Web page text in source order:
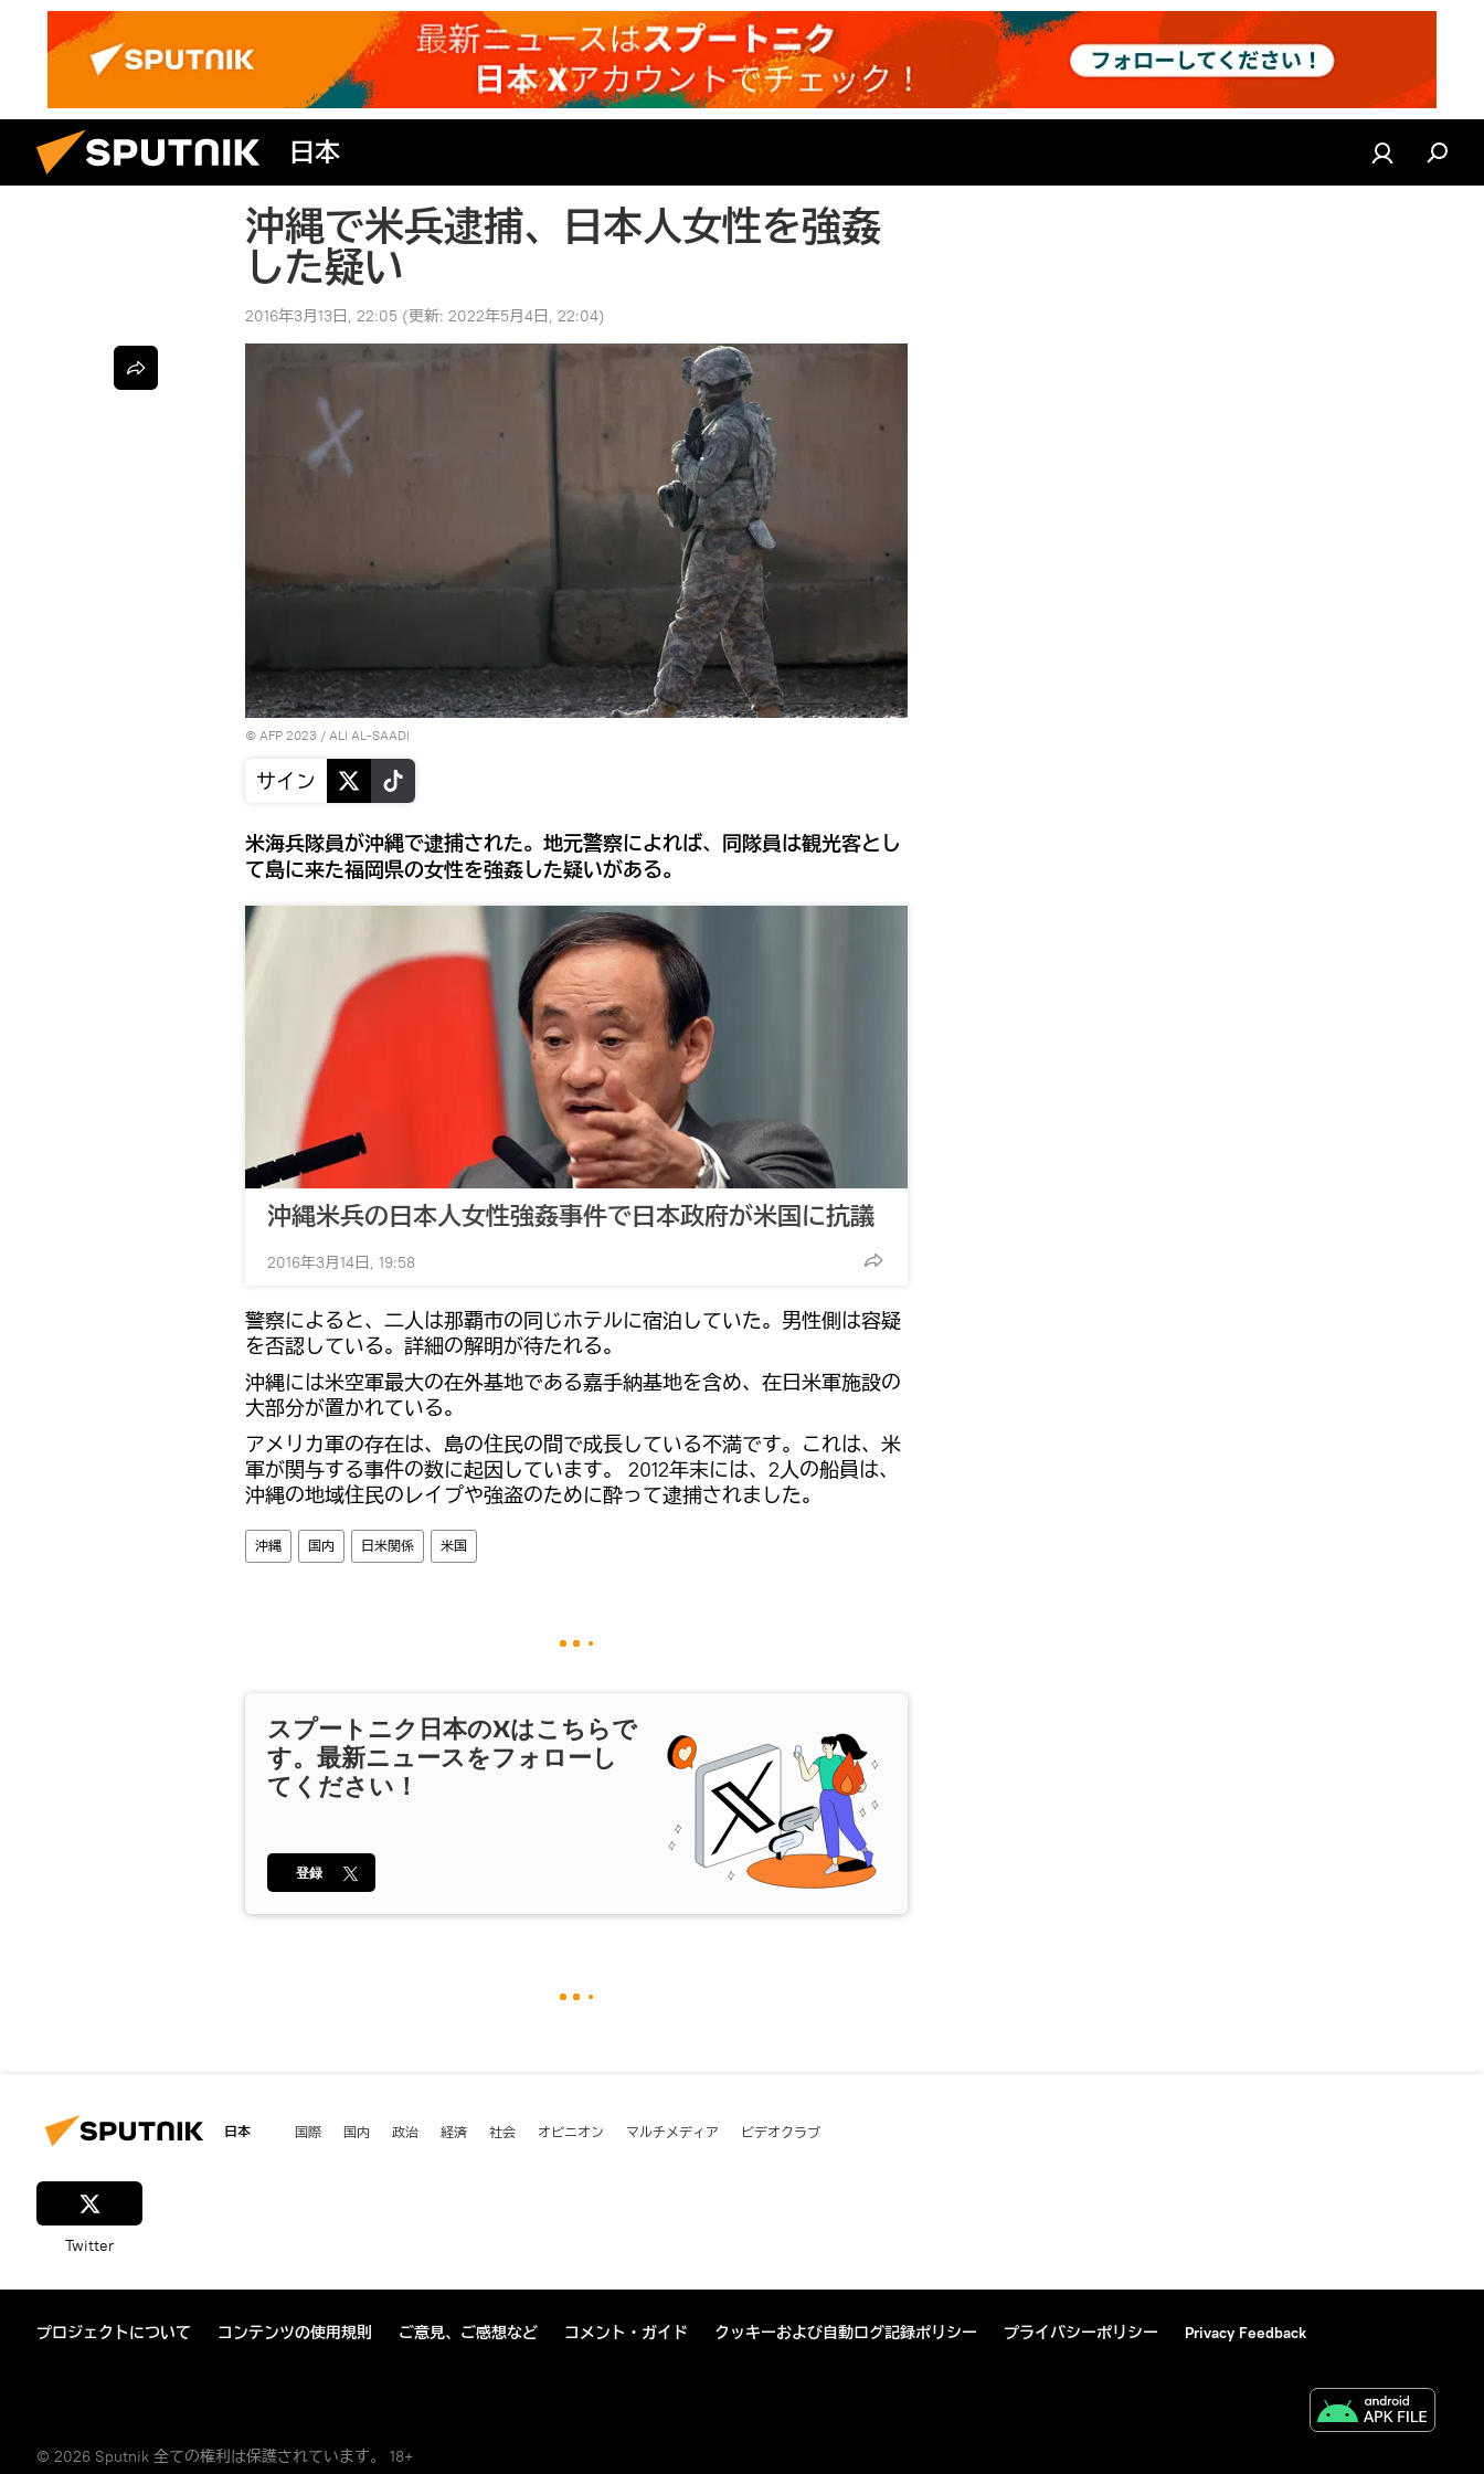
日本
沖縄で米兵逮捕、日本人女性を強姦
した疑い
2016年3月13日, 22:05 (更新: 2022年5月4日, 22:04)
© AFP 2023 / ALI AL-SAADI
サイン
米海兵隊員が沖縄で​​逮捕された。地元警察によれば、同隊員は観光客とし
て島に来た福岡県の女性を強姦した疑いがある。
沖縄米兵の日本人女性強姦事件で日本政府が米国に抗議
2016年3月14日, 19:58
警察によると、二人は那覇市の同じホテルに宿泊していた。男性側は容疑
を否認している。詳細の解明が待たれる。
沖縄には米空軍最大の在外基地である嘉手納基地を含め、在日米軍施設の
大部分が置かれている。
アメリカ軍の存在は、島の住民の間で成長している不満です。これは、米
軍が関与する事件の数に起因しています。 2012年末には、2人の船員は、
沖縄の地域住民のレイプや強盗のために酔って逮捕されました。
沖縄 国内 日米関係 米国
スプートニク日本のXはこちらで
す。最新ニュースをフォローし
てください！
登録
日本 国際 国内 政治 経済 社会 オピニオン マルチメディア ビデオクラブ
Twitter
プロジェクトについて コンテンツの使用規則 ご意見、ご感想など コメント・ガイド クッキーおよび自動ログ記録ポリシー プライバシーポリシー Privacy Feedback
© 2026 Sputnik 全ての権利は保護されています。 18+